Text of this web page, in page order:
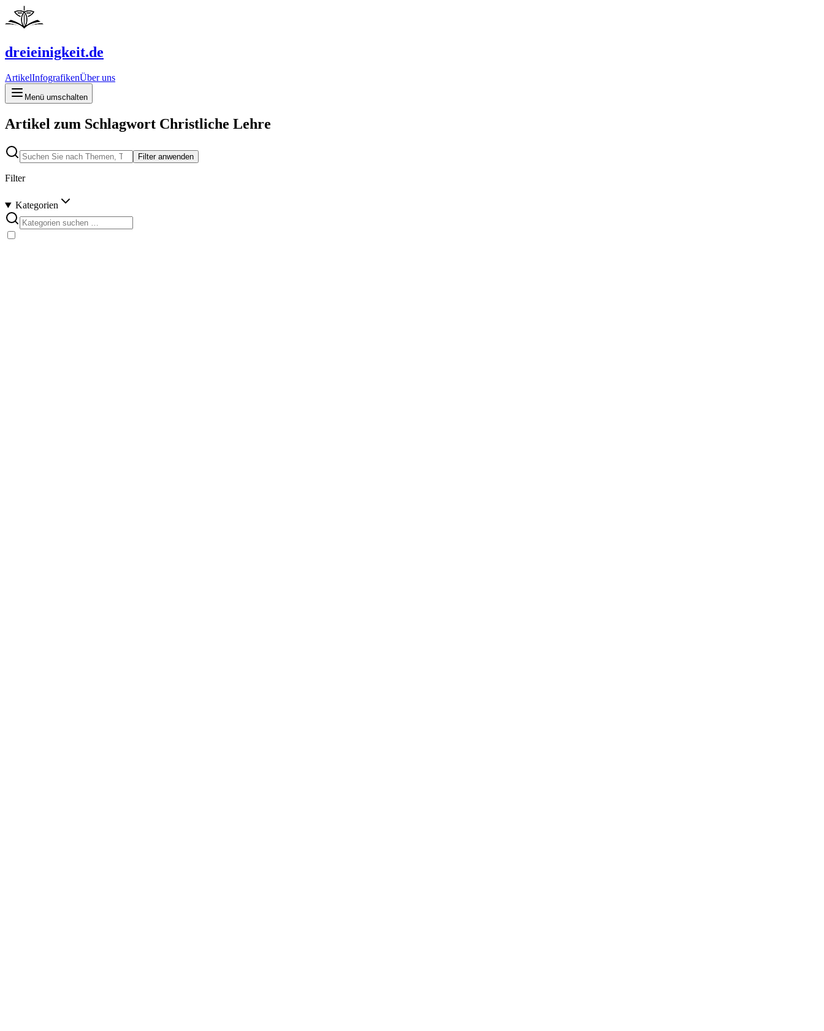
dreieinigkeit.de
ArtikelInfografikenÜber uns
Menü umschalten
Artikel zum Schlagwort Christliche Lehre
Filter anwenden
Filter
Kategorien